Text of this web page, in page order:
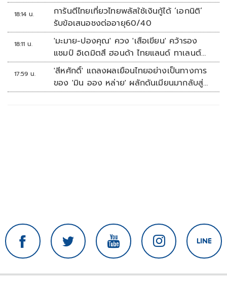
18:14 น.
การันตีไทยเที่ยวไทยพลัสใช้เงินกู้ได้ ‘เอกนิติ’
รับข้อเสนอชงต่ออายุ60/40
18:11 น.
'มะมาย-ปองคุณ' ควง 'เสือเขียน' คว้ารอง
แชมป์ อิเดมิตสึ ฮอนด้า ไทยแลนด์ ทาเลนต์
คัพ สนาม 3
17:59 น.
'สีหศักดิ์' แถลงผลเยือนไทยอย่างเป็นทางการ
ของ 'มิน ออง หล่าย' ผลักดันเมียนมากลับสู่
อาเซียน